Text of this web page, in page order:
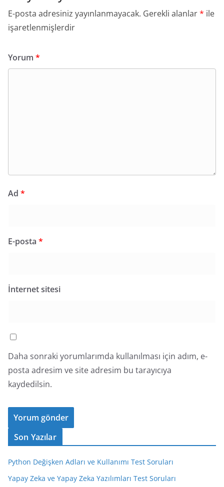
E-posta adresiniz yayınlanmayacak. Gerekli alanlar* ile
işaretlenmişlerdir
Yorum *
Ad *
E-posta *
İnternet sitesi
Daha sonraki yorumlarımda kullanılması için adım, e-
posta adresim ve site adresim bu tarayıcıya
kaydedilsin.
Son Yazılar
Python Değişken Adları ve Kullanımı Test Soruları
Yapay Zeka ve Yapay Zeka Yazılımları Test Soruları